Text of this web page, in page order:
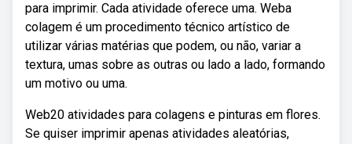
para imprimir. Cada atividade oferece uma. Weba
colagem é um procedimento técnico artístico de
utilizar várias matérias que podem, ou não, variar a
textura, umas sobre as outras ou lado a lado, formando
um motivo ou uma.
Web20 atividades para colagens e pinturas em flores.
Se quiser imprimir apenas atividades aleatórias,